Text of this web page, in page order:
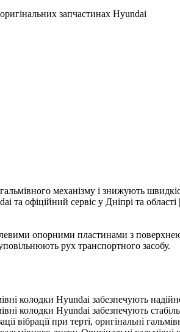
запчастинах Hyundai
механізму і знижують
опорними пластинами з
рух транспортного засобу.
колодки Hyundai забезпечують
колодки Hyundai забезпечують
вібрації при терті, оригінальні